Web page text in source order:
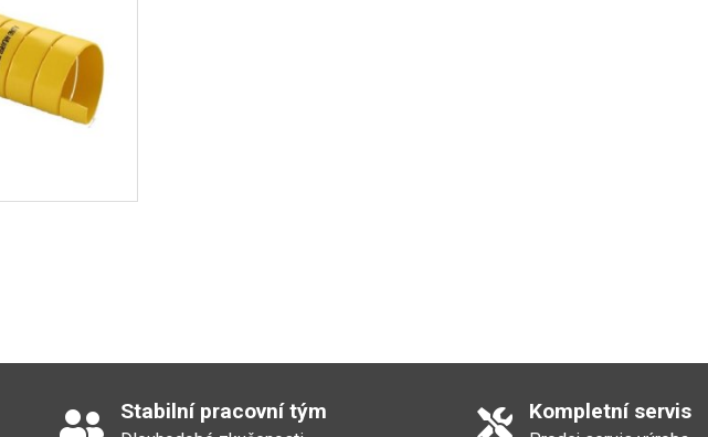
Stabilní pracovní tým Kompletní servis